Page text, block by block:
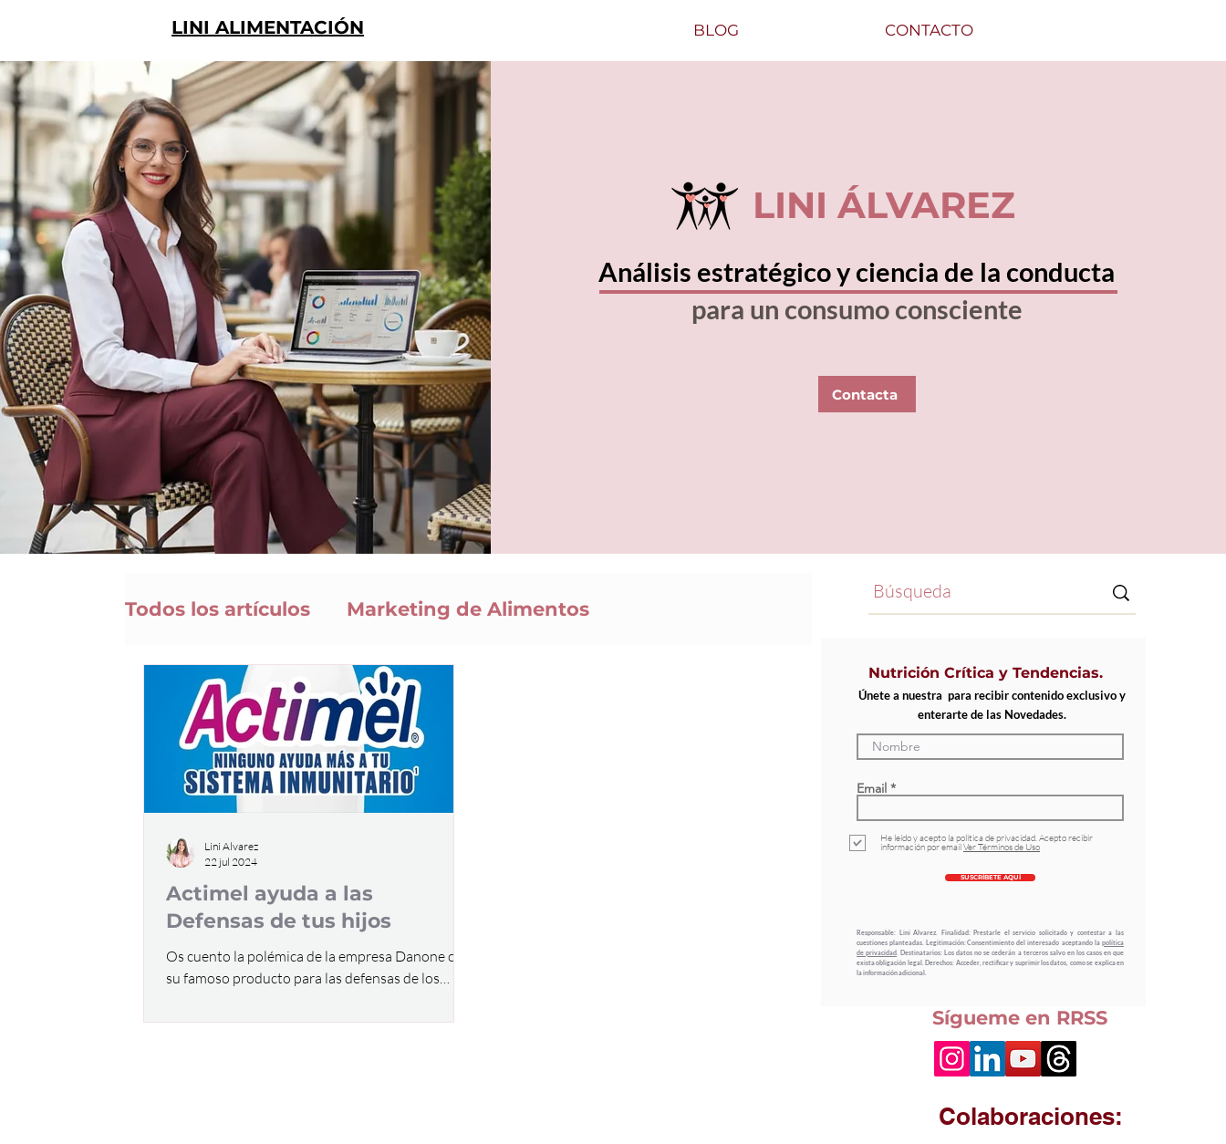
LINI ALIMENTACIÓN BLOG CONTACTO
LINI ÁLVAREZ
Análisis estratégicoy ciencia de la conducta
para un consumo consciente
Contacta
Todos los artículos Marketing de Alimentos
Nutrición Infantil y Juvenil
Análisis de Productos
Actimel ayuda a las
Defensas de tus hijos
Os cuento la polémica de la empresa Danone con
su famoso producto para las defensas de los
Lini Alvarez
22 jul 2024
Nutrición Crítica y Tendencias.
Únete a nuestra para recibir contenido exclusivo y
enterarte de las Novedades.
Email
He leído y acepto la politica de privacidad. Acepto recibir
información por emailVer Términos de Uso
SUSCRÍBETE AQUÍ
Responsable: Lini Alvarez. Finalidad: Prestarle el servicio solicitado y contestar a las
cuestiones planteadas. Legitimación: Consentimiento del interesado aceptando la política
de privacidad
. Destinatarios: Los datos no se cederán a terceros salvo en los casos en que
exista obligación legal. Derechos: Acceder, rectificar y suprimir los datos, como se explica en
la información adicional.
Sígueme en RRSS
Colaboraciones: